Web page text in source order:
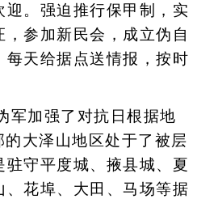
迎。强迫推行保甲制，实
参加新民会，成立伪自
每天给据点送情报，按时
加强了对抗日根据地
的大泽山地区处于了被层
驻守平度城、掖县城、夏
花埠、大田、马场等据